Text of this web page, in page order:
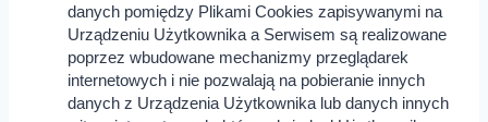
danych pomiędzy Plikami Cookies zapisywanymi na
Urządzeniu Użytkownika a Serwisem są realizowane
poprzez wbudowane mechanizmy przeglądarek
internetowych i nie pozwalają na pobieranie innych
danych z Urządzenia Użytkownika lub danych innych